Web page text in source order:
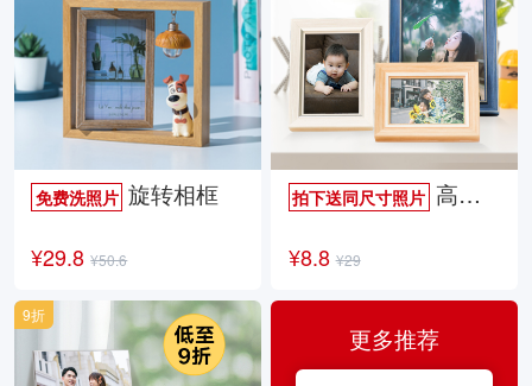
免费洗照片 旋转相框
¥29.8 ¥50.6
拍下送同尺寸照片高档欧式相框
¥8.8 ¥29
9折
更多推荐